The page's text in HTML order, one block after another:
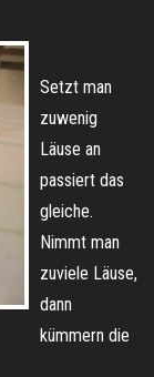
Setzt man
zuwenig
Läuse an
passiert das
gleiche.
Nimmt man
zuviele Läuse,
dann
kümmern die